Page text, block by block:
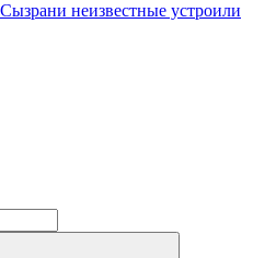
неизвестные устроили